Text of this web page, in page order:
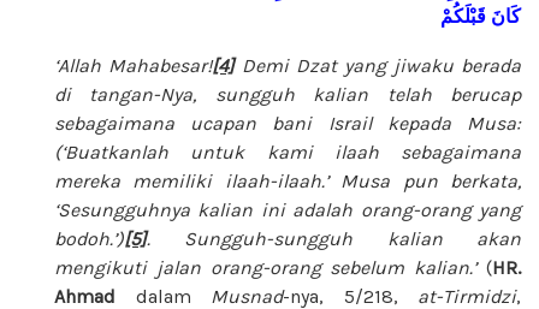
كَانَ قَبْلَكُمْ
‘Allah Mahabesar![4]Demi Dzat yang jiwaku berada
di tangan-Nya, sungguh kalian telah berucap
sebagaimana ucapan bani Israil kepada Musa:
(‘Buatkanlah untuk kami ilaah sebagaimana
mereka memiliki ilaah-ilaah.’ Musa pun berkata,
‘Sesungguhnya kalian ini adalah orang-orang yang
bodoh.’)[5]. Sungguh-sungguh kalian akan
mengikuti jalan orang-orang sebelum kalian.’ (HR.
Ahmad dalam Musnad-nya, 5/218, at-Tirmidzi,